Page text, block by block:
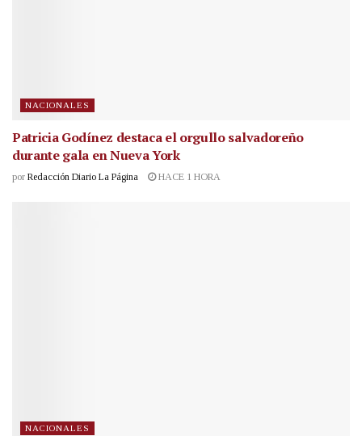
NACIONALES
Patricia Godínez destaca el orgullo salvadoreño
durante gala en Nueva York
por Redacción Diario La Página HACE 1 HORA
NACIONALES